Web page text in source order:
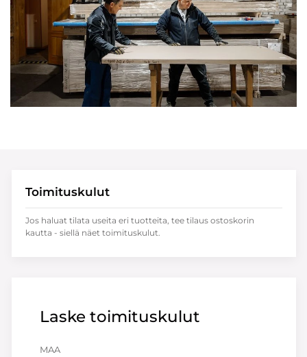
Laske toimituskulut
MAA
Toimituskulut
Jos haluat tilata useita eri tuotteita, tee tilaus ostoskorin
kautta - siellä näet toimituskulut.